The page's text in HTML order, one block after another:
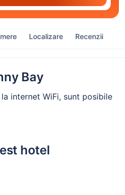
Localizare Recenzii
Bay
internet WiFi, sunt posibile
hotel